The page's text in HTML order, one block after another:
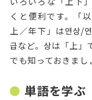
くと便利です。「
上／年下」は연상/
급など。상は「上」
でも知っておきまし
単語を学ぶ